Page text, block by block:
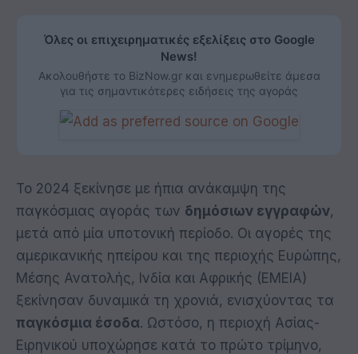
Όλες οι επιχειρηματικές εξελίξεις στο Google
News!
Ακολουθήστε το BizNow.gr και ενημερωθείτε άμεσα
για τις σημαντικότερες ειδήσεις της αγοράς
Το 2024 ξεκίνησε με ήπια ανάκαμψη της
παγκόσμιας αγοράς των δημόσιων εγγραφών,
μετά από μία υποτονική περίοδο. Οι αγορές της
αμερικανικής ηπείρου και της περιοχής Ευρώπης,
Μέσης Ανατολής, Ινδία και Αφρικής (ΕΜΕΙΑ)
ξεκίνησαν δυναμικά τη χρονιά, ενισχύοντας τα
παγκόσμια έσοδα. Ωστόσο, η περιοχή Ασίας-
Ειρηνικού υποχώρησε κατά το πρώτο τρίμηνο,